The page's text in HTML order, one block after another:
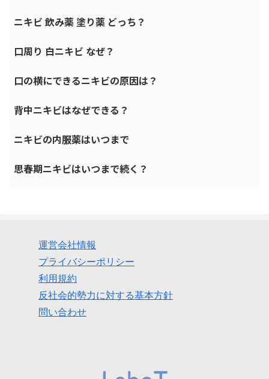
ニキビ 飲み薬 塗り薬 どっち？
口周り 白ニキビ なぜ？
口の横にできるニキビの原因は？
背中ニキビはなぜできる？
ニキビの内服薬はいつまで
思春期ニキビはいつまで続く？
運営会社情報
プライバシーポリシー
利用規約
反社会的勢力に対する基本方針
問い合わせ